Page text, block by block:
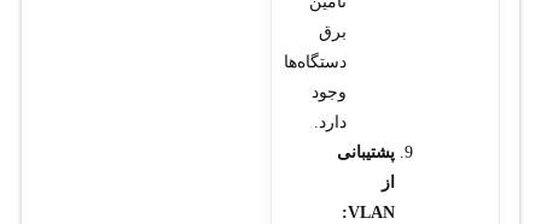
برق
دستگاه‌ها
وجود
دارد.
پشتیبانی
از
VLAN: